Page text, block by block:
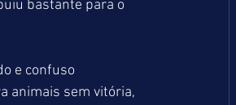
bastante para o
e confuso
animais sem vitória,